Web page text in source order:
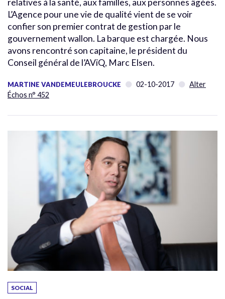
relatives à la santé, aux familles, aux personnes âgées.
L’Agence pour une vie de qualité vient de se voir
confier son premier contrat de gestion par le
gouvernement wallon. La barque est chargée. Nous
avons rencontré son capitaine, le président du
Conseil général de l’AViQ, Marc Elsen.
MARTINE VANDEMEULEBROUCKE 02-10-2017
Alter
Échos n° 452
SOCIAL